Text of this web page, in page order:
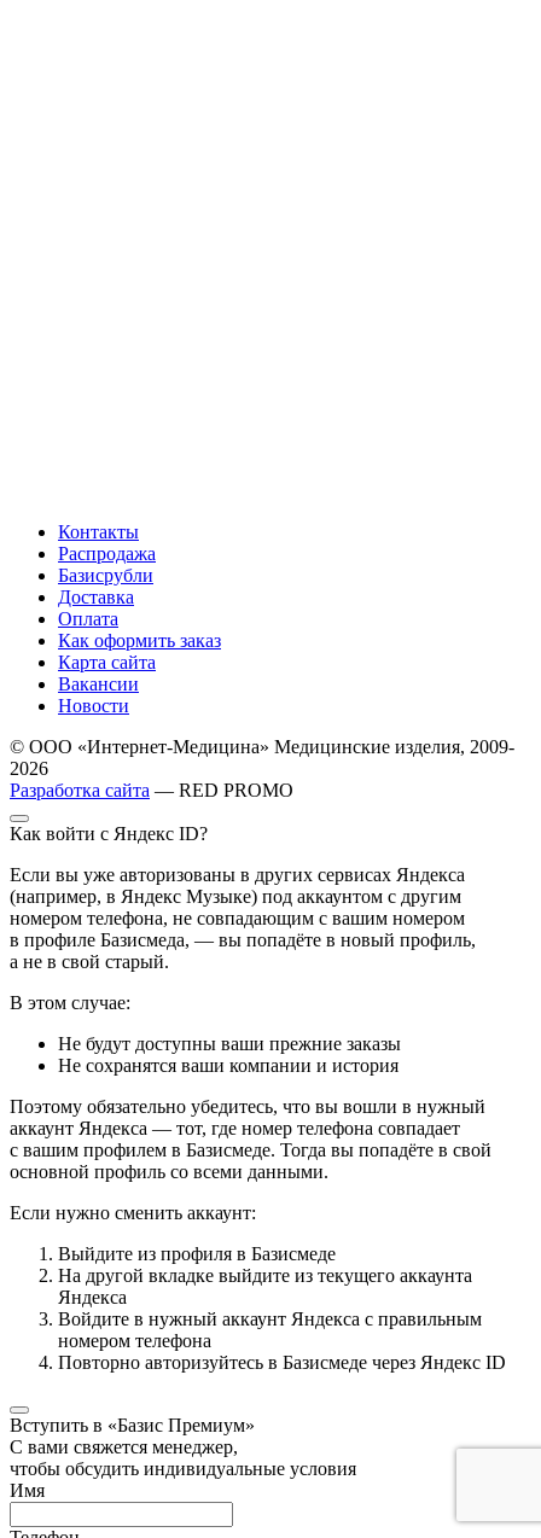
Контакты
Распродажа
Базисрубли
Доставка
Оплата
Как оформить заказ
Карта сайта
Вакансии
Новости
© ООО «Интернет-Медицина» Медицинские изделия, 2009-
2026
Разработка сайта — RED PROMO
Как войти с Яндекс ID?
Если вы уже авторизованы в других сервисах Яндекса
(например, в Яндекс Музыке) под аккаунтом с другим
номером телефона, не совпадающим с вашим номером
в профиле Базисмеда, — вы попадёте в новый профиль,
а не в свой старый.
В этом случае:
Не будут доступны ваши прежние заказы
Не сохранятся ваши компании и история
Поэтому обязательно убедитесь, что вы вошли в нужный
аккаунт Яндекса — тот, где номер телефона совпадает
с вашим профилем в Базисмеде. Тогда вы попадёте в свой
основной профиль со всеми данными.
Если нужно сменить аккаунт:
Выйдите из профиля в Базисмеде
На другой вкладке выйдите из текущего аккаунта
Яндекса
Войдите в нужный аккаунт Яндекса с правильным
номером телефона
Повторно авторизуйтесь в Базисмеде через Яндекс ID
Вступить в «Базис Премиум»
С вами свяжется менеджер,
чтобы обсудить индивидуальные условия
Имя